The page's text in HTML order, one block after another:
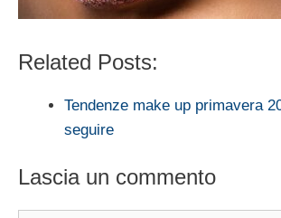
Related Posts:
Tendenze make up primavera
seguire
Lascia un commento